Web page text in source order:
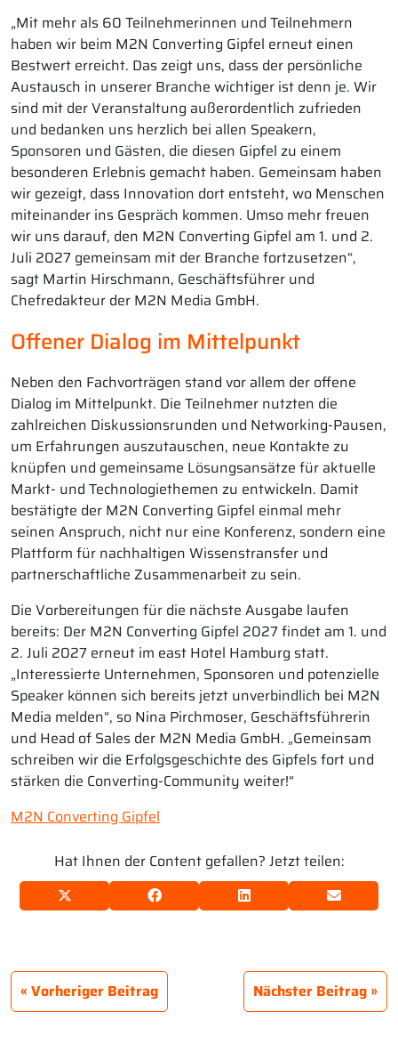
„Mit mehr als 60 Teilnehmerinnen und Teilnehmern
haben wir beim M2N Converting Gipfel erneut einen
Bestwert erreicht. Das zeigt uns, dass der persönliche
Austausch in unserer Branche wichtiger ist denn je. Wir
sind mit der Veranstaltung außerordentlich zufrieden
und bedanken uns herzlich bei allen Speakern,
Sponsoren und Gästen, die diesen Gipfel zu einem
besonderen Erlebnis gemacht haben. Gemeinsam haben
wir gezeigt, dass Innovation dort entsteht, wo Menschen
miteinander ins Gespräch kommen. Umso mehr freuen
wir uns darauf, den M2N Converting Gipfel am 1. und 2.
Juli 2027 gemeinsam mit der Branche fortzusetzen“,
sagt Martin Hirschmann, Geschäftsführer und
Chefredakteur der M2N Media GmbH.
Offener Dialog im Mittelpunkt
Neben den Fachvorträgen stand vor allem der offene
Dialog im Mittelpunkt. Die Teilnehmer nutzten die
zahlreichen Diskussionsrunden und Networking-Pausen,
um Erfahrungen auszutauschen, neue Kontakte zu
knüpfen und gemeinsame Lösungsansätze für aktuelle
Markt- und Technologiethemen zu entwickeln. Damit
bestätigte der M2N Converting Gipfel einmal mehr
seinen Anspruch, nicht nur eine Konferenz, sondern eine
Plattform für nachhaltigen Wissenstransfer und
partnerschaftliche Zusammenarbeit zu sein.
Die Vorbereitungen für die nächste Ausgabe laufen
bereits: Der M2N Converting Gipfel 2027 findet am 1. und
2. Juli 2027 erneut im east Hotel Hamburg statt.
„Interessierte Unternehmen, Sponsoren und potenzielle
Speaker können sich bereits jetzt unverbindlich bei M2N
Media melden“, so Nina Pirchmoser, Geschäftsführerin
und Head of Sales der M2N Media GmbH. „Gemeinsam
schreiben wir die Erfolgsgeschichte des Gipfels fort und
stärken die Converting-Community weiter!“
M2N Converting Gipfel
Hat Ihnen der Content gefallen? Jetzt teilen:
Vorheriger Beitrag Nächster Beitrag